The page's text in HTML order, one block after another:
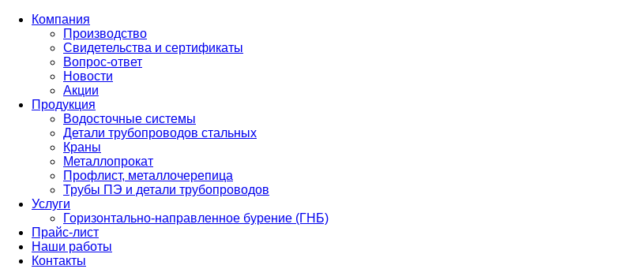
Компания
Производство
Свидетельства и сертификаты
Вопрос-ответ
Новости
Акции
Продукция
Водосточные системы
Детали трубопроводов стальных
Краны
Металлопрокат
Профлист, металлочерепица
Трубы ПЭ и детали трубопроводов
Услуги
Горизонтально-направленное бурение (ГНБ)
Прайс-лист
Наши работы
Контакты